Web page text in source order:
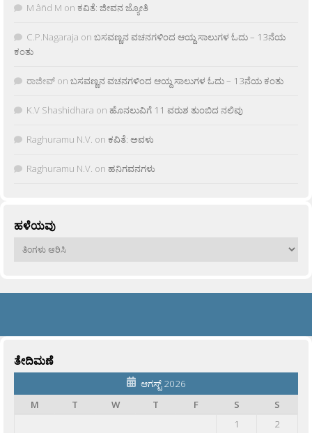
M âñd M on ಕವಿತೆ: ಜೀವನ ಜ್ಯೋತಿ
C.P.Nagaraja on ಬಸವಣ್ಣನ ವಚನಗಳಿಂದ ಆಯ್ದ ಸಾಲುಗಳ ಓದು – 13ನೆಯ
ಕಂತು
ರಾಜೀವ್ on ಬಸವಣ್ಣನ ವಚನಗಳಿಂದ ಆಯ್ದ ಸಾಲುಗಳ ಓದು – 13ನೆಯ ಕಂತು
K.V Shashidhara on ಹೊನಲುವಿಗೆ 11 ವರುಶ ತುಂಬಿದ ನಲಿವು
Raghuramu N.V. on ಕವಿತೆ: ಅವಳು
Raghuramu N.V. on ಹನಿಗವನಗಳು
ಹಳೆಯವು
ಹಳೆಯವು
ತೇದಿಮಣೆ
ಆಗಸ್ಟ್ 2026
M
T W T F S
S
1
2